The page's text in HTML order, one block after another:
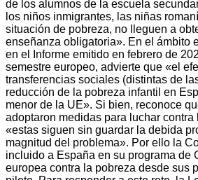
de los alumnos de la escuela
los niños inmigrantes, las niñas
situación de pobreza, no lleguen a
enseñanza obligatoria». En el ámbito
en el Informe emitido en febrero de
semestre europeo, advierte que «el
transferencias sociales (distintas de
reducción de la pobreza infantil en
menor de la UE». Si bien, reconoce
adoptaron medidas para luchar contra
«estas siguen sin guardar la debida
magnitud del problema». Por ello la
incluido a España en su programa de
europea contra la pobreza desde sus